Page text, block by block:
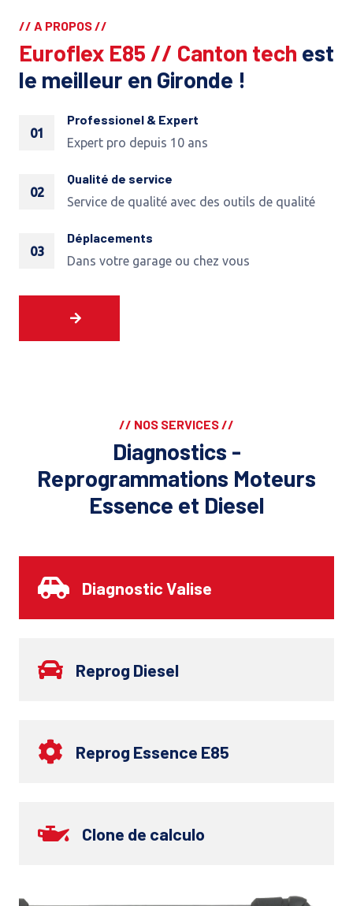
// A PROPOS //
Euroflex E85 // Canton tech est
le meilleur en Gironde !
01
Professionel & Expert
Expert pro depuis 10 ans
02
Qualité de service
Service de qualité avec des outils de qualité
03
Déplacements
Dans votre garage ou chez vous
// NOS SERVICES //
Diagnostics -
Reprogrammations Moteurs
Essence et Diesel
Diagnostic Valise
Reprog Diesel
Reprog Essence E85
Clone de calculo